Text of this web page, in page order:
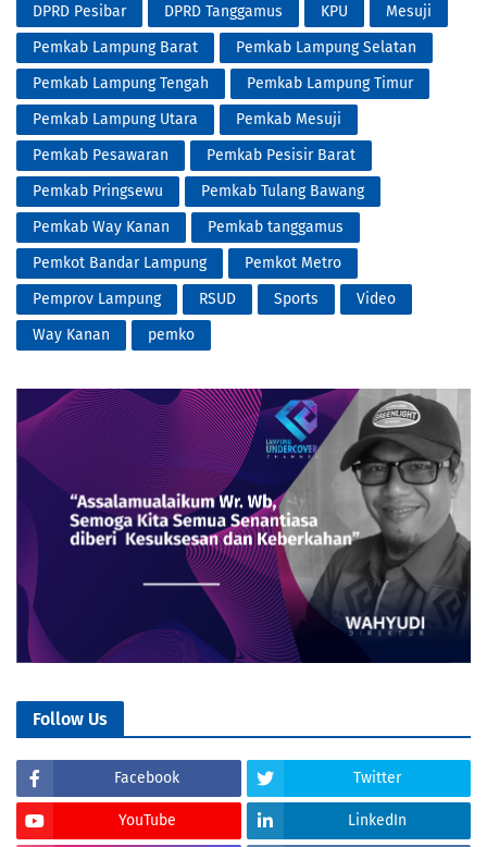
DPRD Pesibar
DPRD Tanggamus KPU
Mesuji
Pemkab Lampung Barat
Pemkab Lampung Selatan
Pemkab Lampung Tengah
Pemkab Lampung Timur
Pemkab Lampung Utara
Pemkab Mesuji
Pemkab Pesawaran
Pemkab Pesisir Barat
Pemkab Pringsewu
Pemkab Tulang Bawang
Pemkab Way Kanan
Pemkab tanggamus
Pemkot Bandar Lampung
Pemkot Metro
Pemprov Lampung
RSUD Sports
Video
Way Kanan
pemko
Follow Us
Facebook Twitter
YouTube LinkedIn